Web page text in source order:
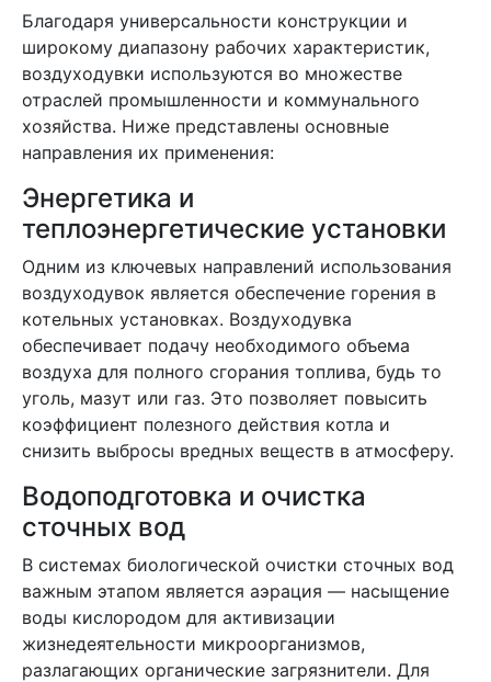
Благодаря универсальности конструкции и
широкому диапазону рабочих характеристик,
воздуходувки используются во множестве
отраслей промышленности и коммунального
хозяйства. Ниже представлены основные
направления их применения:
Энергетика и
теплоэнергетические установки
Одним из ключевых направлений использования
воздуходувок является обеспечение горения в
котельных установках. Воздуходувка
обеспечивает подачу необходимого объема
воздуха для полного сгорания топлива, будь то
уголь, мазут или газ. Это позволяет повысить
коэффициент полезного действия котла и
снизить выбросы вредных веществ в атмосферу.
Водоподготовка и очистка
сточных вод
В системах биологической очистки сточных вод
важным этапом является аэрация — насыщение
воды кислородом для активизации
жизнедеятельности микроорганизмов,
разлагающих органические загрязнители. Для